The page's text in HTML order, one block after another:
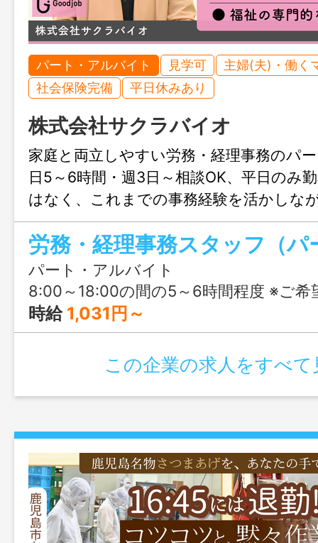
パート・アルバイト 見学可
主婦(夫)・働く
社会保険完備
平日休みあり
株式会社サクラバイオ
家庭と両立しやすい労務・経理事務のパ
日5～6時間・週3日～相談OK、平日のみ
はなく、これまでの事務経験を活かしな
た環境で長く安心して働けます。
労務・経理事務スタッフ（パ
パート・アルバイト
8:00～18:00の間の5～6時間程度 ※ご希望
時給 1,031円～
この企業の求人をすべて